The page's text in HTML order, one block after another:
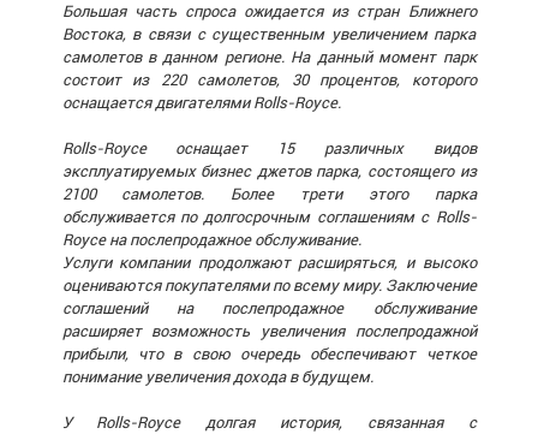
Большая часть спроса ожидается из стран Ближнего
Востока, в связи с существенным увеличением парка
самолетов в данном регионе. На данный момент парк
состоит из 220 самолетов, 30 процентов, которого
оснащается двигателями Rolls-Royce.
Rolls-Royce оснащает 15 различных видов
эксплуатируемых бизнес джетов парка, состоящего из
2100 самолетов. Более трети этого парка
обслуживается по долгосрочным соглашениям с Rolls-
Royce на послепродажное обслуживание.
Услуги компании продолжают расширяться, и высоко
оцениваются покупателями по всему миру. Заключение
соглашений на послепродажное обслуживание
расширяет возможность увеличения послепродажной
прибыли, что в свою очередь обеспечивают четкое
понимание увеличения дохода в будущем.
У Rolls-Royce долгая история, связанная с